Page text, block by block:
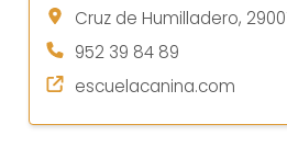
Cruz de Humilladero,
952 39 84 89
escuelacanina.com